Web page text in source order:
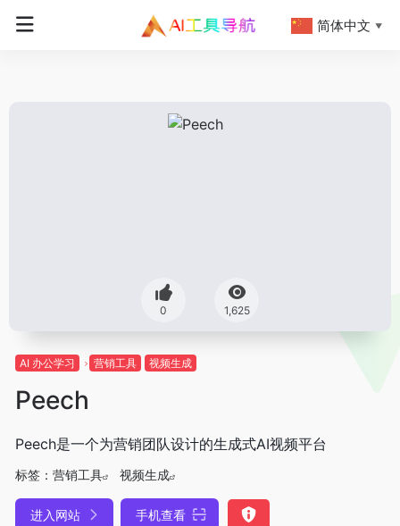
0 1,625
AI 办公学习 营销工具 视频生成
Peech
Peech是一个为营销团队设计的生成式AI视频平台
标签： 营销工具 视频生成
进入网站 手机查看
简体中文 ▼